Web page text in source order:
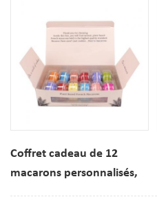
Coffret cadeau de 12
macarons personnalisés,